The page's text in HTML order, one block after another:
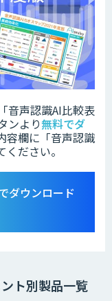
音声認識AI比較表
ンより無料でダ
容欄に「音声認識
ださい。
ダウンロード
ト別製品一覧